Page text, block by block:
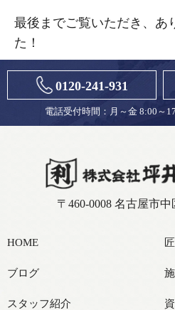
最後までご覧いただき、あ
た！
0120-241-931
電話受付時間：月～金 8:00～
〒460-0008 名古屋市
HOME
ブログ
スタッフ紹介